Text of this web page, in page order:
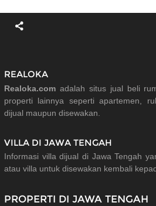
REALOKA
Realoka.com adalah situs jual beli
properti lainnya seperti apartemen,
dijual maupun disewakan.
VILLA DI JAWA TENGAH
Informasi villa dijual di Jawa Tengah
atau villa untuk disewakan kembali
PROPERTI DI JAWA TENGAH